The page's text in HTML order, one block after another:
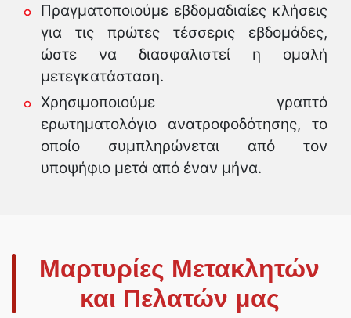
Πραγματοποιούμε εβδομαδιαίες κλήσεις
για τις πρώτες τέσσερις εβδομάδες,
ώστε να διασφαλιστεί η ομαλή
μετεγκατάσταση.
Χρησιμοποιούμε γραπτό
ερωτηματολόγιο ανατροφοδότησης, το
οποίο συμπληρώνεται από τον
υποψήφιο μετά από έναν μήνα.
Μαρτυρίες Μετακλητών
και Πελατών μας